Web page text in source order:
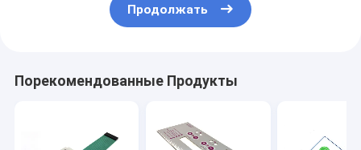
Продолжать
Порекомендованные Продукты